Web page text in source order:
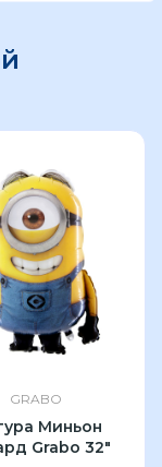
GRABO
Миньон
Grabo 32"